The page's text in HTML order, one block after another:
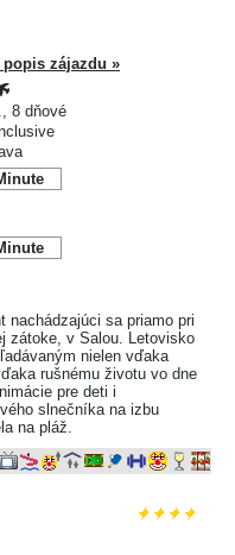
zájazdu »
8 dňové
nachádzajúci sa priamo pri
zátoke, v Salou. Letovisko
nielen vďaka
rušnému životu vo dne
pre deti i
slnečníka na izbu
na pláž.